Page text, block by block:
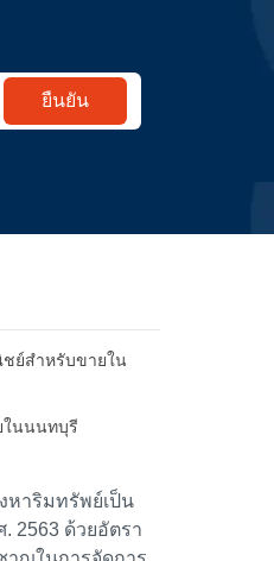
ยืนยัน
ย์สำหรับขายใน
ในนนทบุรี
หาริมทรัพย์เป็น
2563 ด้วยอัตรา